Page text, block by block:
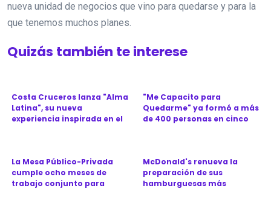
nueva unidad de negocios que vino para quedarse y para la
que tenemos muchos planes.
Quizás también te interese
Costa Cruceros lanza "Alma
Latina", su nueva
experiencia inspirada en el
"Me Capacito para
Quedarme" ya formó a más
de 400 personas en cinco
La Mesa Público-Privada
cumple ocho meses de
trabajo conjunto para
McDonald's renueva la
preparación de sus
hamburguesas más